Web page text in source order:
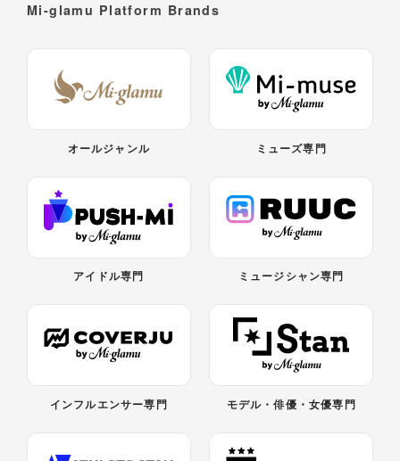
Mi-glamu Platform Brands
オールジャンル ミューズ専門
アイドル専門 ミュージシャン専門
インフルエンサー専門 モデル・俳優・女優専門